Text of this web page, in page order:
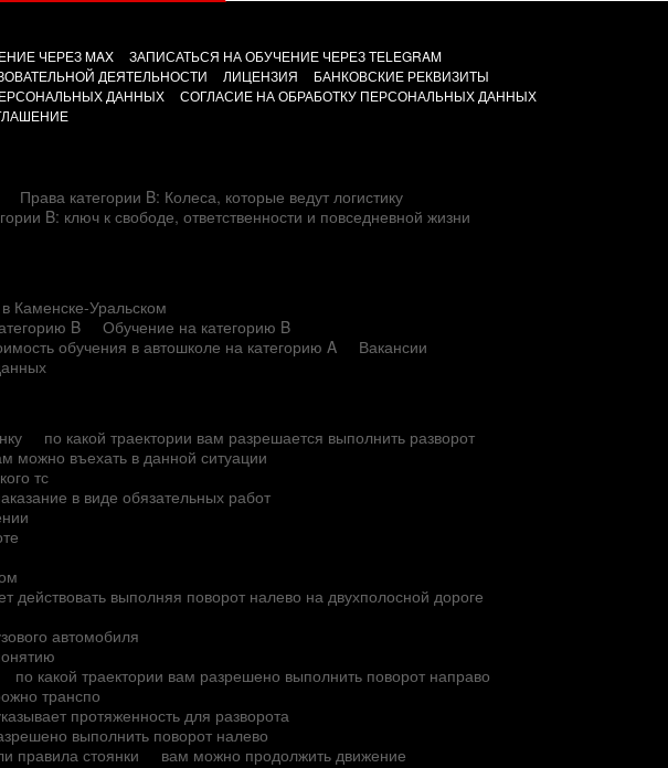
ЧЕРЕЗ MAX
ЗАПИСАТЬСЯ НА ОБУЧЕНИЕ ЧЕРЕЗ TELEGRAM
ДЕЯТЕЛЬНОСТИ ЛИЦЕНЗИЯ
БАНКОВСКИЕ РЕКВИЗИТЫ
ДАННЫХ
СОГЛАСИЕ НА ОБРАБОТКУ ПЕРСОНАЛЬНЫХ ДАННЫХ
Права категории B: Колеса, которые ведут логистику
B: ключ к свободе, ответственности и повседневной жизни
Каменске-Уральском
B
Обучение на категорию B
обучения в автошколе на категорию A
Вакансии
по какой траектории вам разрешается выполнить разворот
можно въехать в данной ситуации
тс
в виде обязательных работ
действовать выполняя поворот налево на двухполосной дороге
автомобиля
по какой траектории вам разрешено выполнить поворот направо
транспо
протяженность для разворота
выполнить поворот налево
правила стоянки
вам можно продолжить движение